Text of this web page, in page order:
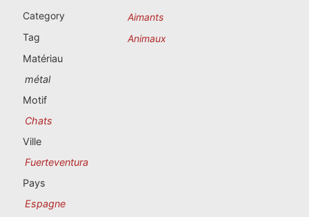
Albacete
Badajoz
Category
Aimants
Tag
Animaux
Matériau
métal
Motif
Chats
Ville
Fuerteventura
Pays
Espagne